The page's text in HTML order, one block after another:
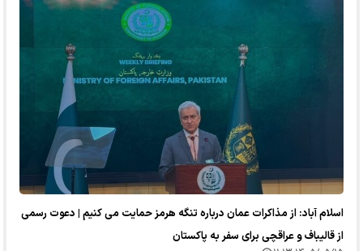
اسلام آباد: از مذاکرات عمان درباره تنگه هرمز حمایت می کنیم | دعوت رسمی
از قالیباف و عراقچی برای سفر به پاکستان